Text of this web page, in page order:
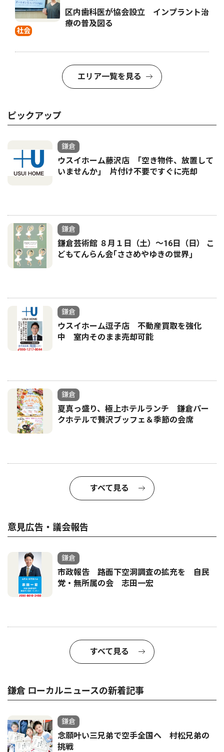
社会
区内歯科医が協会設立 インプラント治
療の普及図る
エリア一覧を見る
ピックアップ
鎌倉
ウスイホーム藤沢店 ｢空き物件、放置して
いませんか｣ 片付け不要ですぐに売却
鎌倉
鎌倉芸術館 ８月１日（土）〜16日（日） こ
どもてんらん会｢ささめやゆきの世界｣
鎌倉
ウスイホーム逗子店 不動産買取を強化
中 室内そのまま売却可能
鎌倉
夏真っ盛り、極上ホテルランチ 鎌倉パー
クホテルで贅沢ブッフェ＆季節の会席
すべて見る
意見広告・議会報告
鎌倉
市政報告 路面下空洞調査の拡充を 自民
党・無所属の会 志田一宏
すべて見る
鎌倉 ローカルニュースの新着記事
鎌倉
念願叶い三兄弟で空手全国へ 村松兄弟の
挑戦